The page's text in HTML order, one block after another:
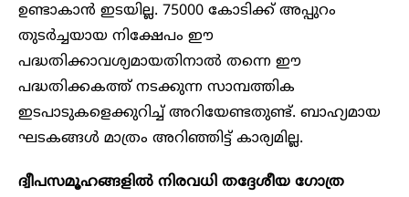
ഉണ്ടാകാൻ ഇടയില്ല. 75000 കോടിക്ക് അപ്പുറം
തുടർച്ചയായ നിക്ഷേപം ഈ
പദ്ധതിക്കാവശ്യമായതിനാൽ തന്നെ ഈ
പദ്ധതിക്കകത്ത് നടക്കുന്ന സാമ്പത്തിക
ഇടപാടുകളെക്കുറിച്ച് അറിയേണ്ടതുണ്ട്. ബാഹ്യമായ
ഘടകങ്ങൾ മാത്രം അറിഞ്ഞിട്ട് കാര്യമില്ല.
ദ്വീപസമൂഹങ്ങളിൽ നിരവധി തദ്ദേശീയ ​ഗോത്ര